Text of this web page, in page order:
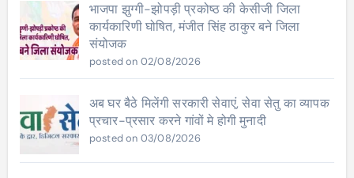
भाजपा झुग्गी-झोपड़ी प्रकोष्ठ की केसीजी जिला
कार्यकारिणी घोषित, मंजीत सिंह ठाकुर बने जिला
संयोजक
posted on 02/08/2026
अब घर बैठे मिलेंगी सरकारी सेवाएं, सेवा सेतु का व्यापक
प्रचार-प्रसार करने गांवों मे होगी मुनादी
posted on 03/08/2026